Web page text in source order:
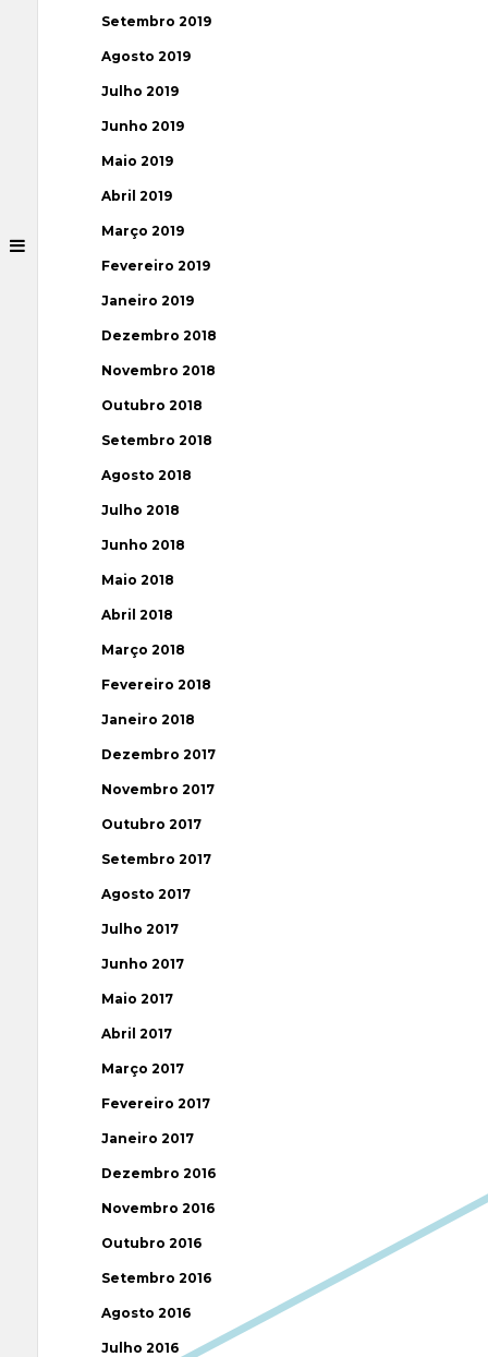
Setembro 2019
Agosto 2019
Julho 2019
Junho 2019
Maio 2019
Abril 2019
Março 2019
Fevereiro 2019
Janeiro 2019
Dezembro 2018
Novembro 2018
Outubro 2018
Setembro 2018
Agosto 2018
Julho 2018
Junho 2018
Maio 2018
Abril 2018
Março 2018
Fevereiro 2018
Janeiro 2018
Dezembro 2017
Novembro 2017
Outubro 2017
Setembro 2017
Agosto 2017
Julho 2017
Junho 2017
Maio 2017
Abril 2017
Março 2017
Fevereiro 2017
Janeiro 2017
Dezembro 2016
Novembro 2016
Outubro 2016
Setembro 2016
Agosto 2016
Julho 2016